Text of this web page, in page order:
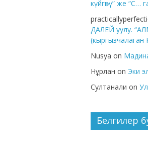
күйгөнү” же
ДАЛЕЙ уулу.
Nusya on
Нұрлан on Эки
Султанали on
Белгилер